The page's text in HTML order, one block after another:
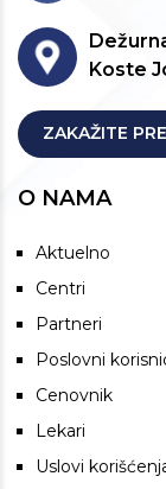
Koste
ZAKAŽITE
O NAMA
Aktuelno
Centri
Partneri
Poslovni
Cenovnik
Lekari
Uslovi